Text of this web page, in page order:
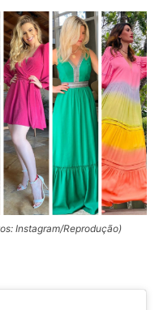
Instagram/Reprodução)